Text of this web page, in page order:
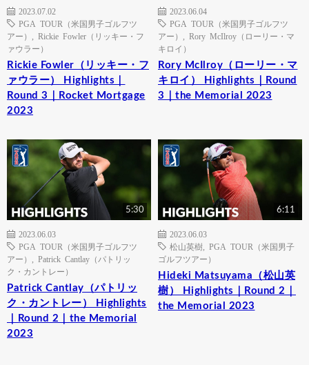
2023.07.02
PGA TOUR（米国男子ゴルフツ
アー）
Rickie Fowler（リッキー・フ
ァウラー）
Rickie Fowler（リッキー・フ
ァウラー） Highlights｜
Round 3｜Rocket Mortgage
2023
2023.06.04
PGA TOUR（米国男子ゴルフツ
アー）
Rory McIlroy（ローリー・マ
キロイ）
Rory McIlroy（ローリー・マ
キロイ） Highlights｜Round
3｜the Memorial 2023
5:30
2023.06.03
PGA TOUR（米国男子ゴルフツ
アー）
Patrick Cantlay（パトリッ
ク・カントレー）
Patrick Cantlay（パトリッ
ク・カントレー） Highlights
｜Round 2｜the Memorial
2023
6:11
2023.06.03
松山英樹
PGA TOUR（米国男子
ゴルフツアー）
Hideki Matsuyama（松山英
樹） Highlights｜Round 2｜
the Memorial 2023